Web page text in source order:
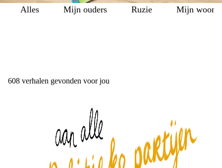
alles mijn ouders ruzie mijn
608 verhalen gevonden voor jou